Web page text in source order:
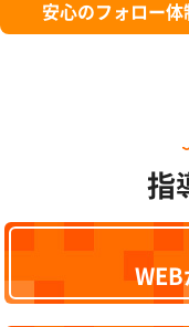
安心のフォロー体
指